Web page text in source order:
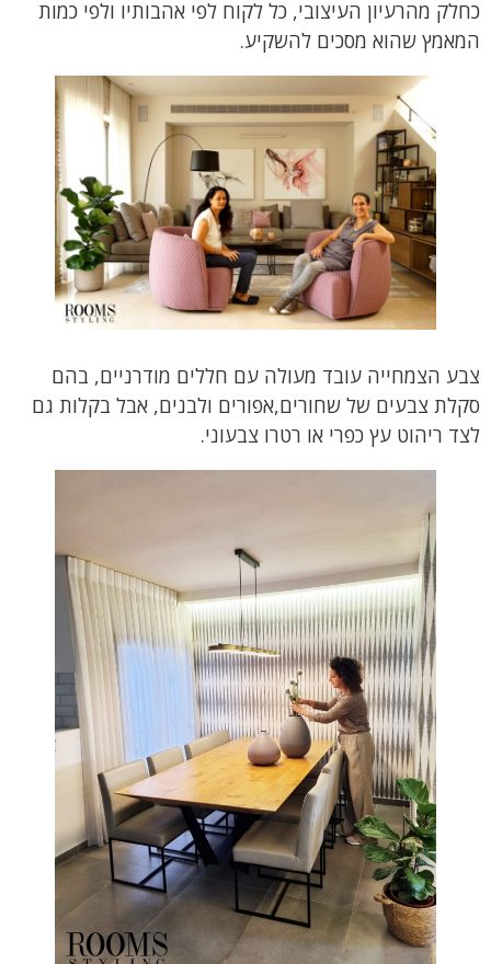
כחלק מהרעיון העיצובי, כל לקוח לפי אהבותיו ולפי כמות
המאמץ שהוא מסכים להשקיע.
צבע הצמחייה עובד מעולה עם חללים מודרניים, בהם
סקלת צבעים של שחורים,אפורים ולבנים, אבל בקלות גם
לצד ריהוט עץ כפרי או רטרו צבעוני.